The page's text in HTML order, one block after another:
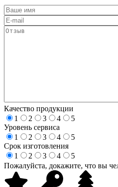
Качество продукции
1
2 3 4
5
Уровень сервиса
1
2 3 4
5
Срок изготовления
1
2 3 4
5
Пожалуйста, докажите, что вы